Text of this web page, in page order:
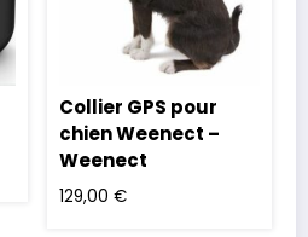
Collier GPS pour
chien Weenect –
Weenect
129,00 €